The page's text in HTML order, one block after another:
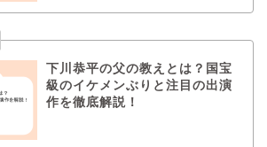
下川恭平の父の教えとは？国宝
級のイケメンぶりと注目の出演
作を徹底解説！